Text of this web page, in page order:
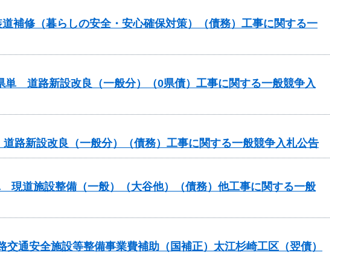
補修（暮らしの安全・安心確保対策）（債務）工事に関する一
道路新設改良（一般分）（0県債）工事に関する一般競争入
路新設改良（一般分）（債務）工事に関する一般競争入札公告
道施設整備（一般）（大谷他）（債務）他工事に関する一般
通安全施設等整備事業費補助（国補正）太江杉崎工区（翌債）